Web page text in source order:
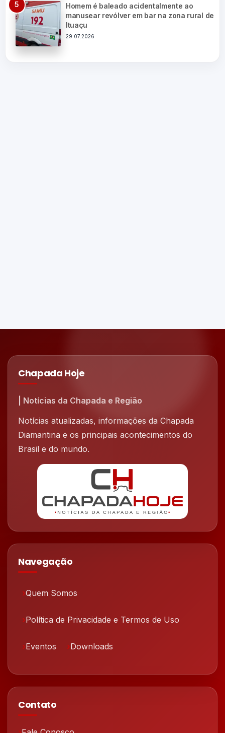
Homem é baleado acidentalmente ao
manusear revólver em bar na zona rural de
Ituaçu
29.07.2026
Chapada Hoje
| Notícias da Chapada e Região
Notícias atualizadas, informações da Chapada
Diamantina e os principais acontecimentos do
Brasil e do mundo.
Navegação
Quem Somos
Política de Privacidade e Termos de Uso
Eventos Downloads
Contato